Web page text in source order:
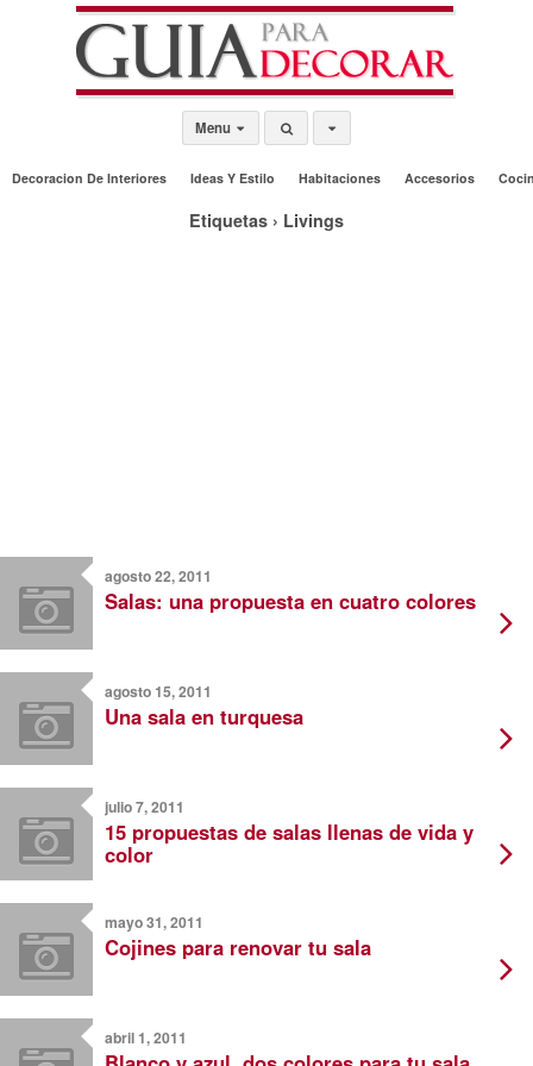
Menu
Decoracion De Interiores Ideas Y Estilo Habitaciones Accesorios
Etiquetas › Livings
agosto 22, 2011
Salas: una propuesta en cuatro colores
agosto 15, 2011
Una sala en turquesa
julio 7, 2011
15 propuestas de salas llenas de vida y
color
mayo 31, 2011
Cojines para renovar tu sala
abril 1, 2011